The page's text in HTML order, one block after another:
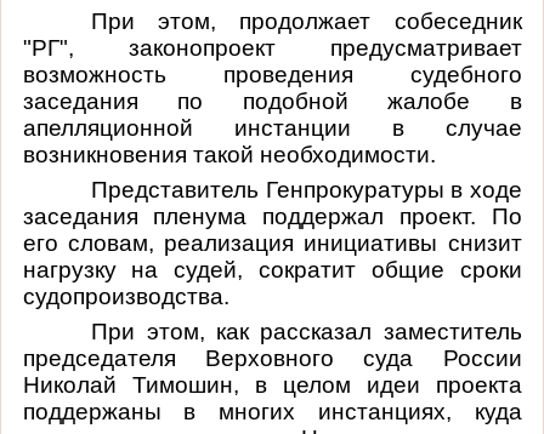
При этом, продолжает собеседник
"РГ", законопроект предусматривает
возможность проведения судебного
заседания по подобной жалобе в
апелляционной инстанции в случае
возникновения такой необходимости.
Представитель Генпрокуратуры в ходе
заседания пленума поддержал проект. По
его словам, реализация инициативы снизит
нагрузку на судей, сократит общие сроки
судопроизводства.
При этом, как рассказал заместитель
председателя Верховного суда России
Николай Тимошин, в целом идеи проекта
поддержаны в многих инстанциях, куда